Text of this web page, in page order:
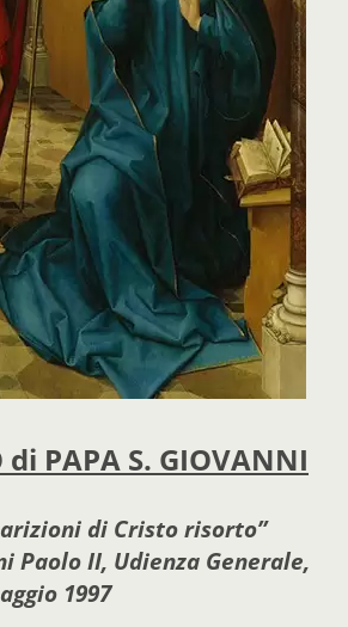
di PAPA S. GIOVANNI
di Cristo risorto”
Paolo II, Udienza Generale,
1997